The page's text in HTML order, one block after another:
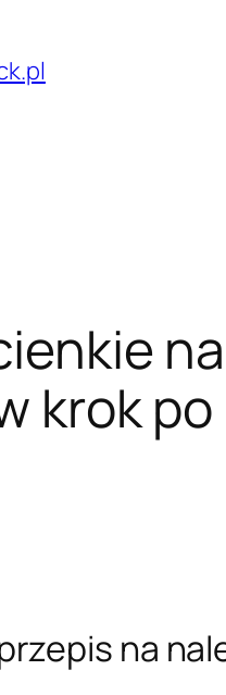
krok
na